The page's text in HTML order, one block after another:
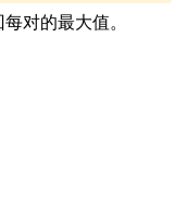
对的最大值。